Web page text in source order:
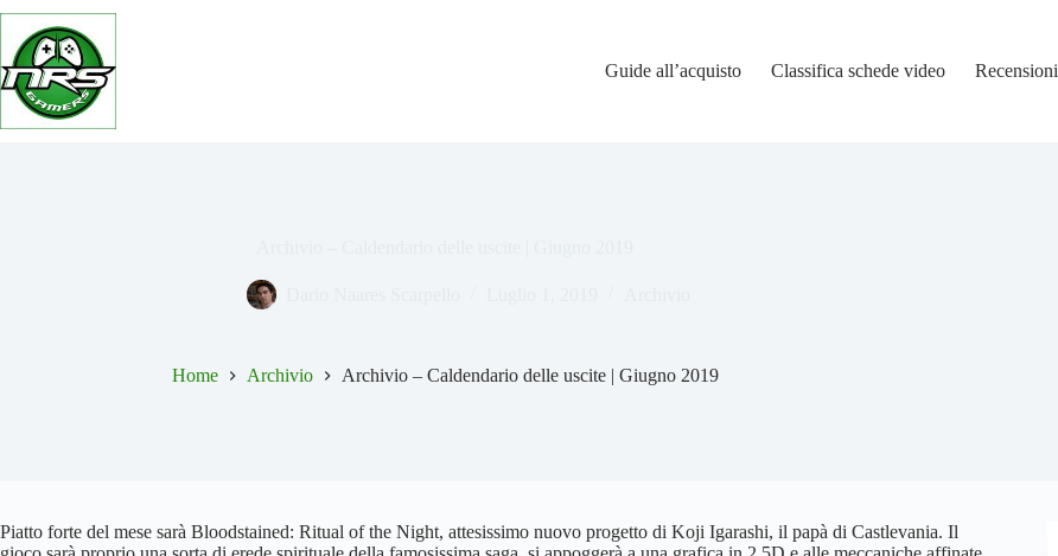
Salta
contenuto
Guide all’acquisto
Classifica schede video Recensioni
Home Archivio Archivio – Caldendario delle uscite | Giugno 2019
Piatto forte del mese sarà Bloodstained: Ritual of the Night, attesissimo nuovo progetto di Koji Igarashi, il papà di Castlevania. Il